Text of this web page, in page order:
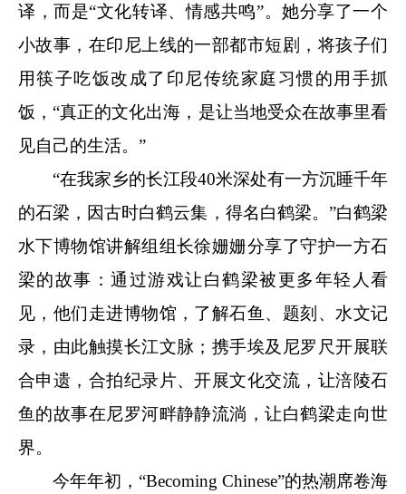
译，而是“文化转译、情感共鸣”。她分享了一个
小故事，在印尼上线的一部都市短剧，将孩子们
用筷子吃饭改成了印尼传统家庭习惯的用手抓
饭，“真正的文化出海，是让当地受众在故事里看
见自己的生活。”
“在我家乡的长江段40米深处有一方沉睡千年
的石梁，因古时白鹤云集，得名白鹤梁。”白鹤梁
水下博物馆讲解组组长徐姗姗分享了守护一方石
梁的故事：通过游戏让白鹤梁被更多年轻人看
见，他们走进博物馆，了解石鱼、题刻、水文记
录，由此触摸长江文脉；携手埃及尼罗尺开展联
合申遗，合拍纪录片、开展文化交流，让涪陵石
鱼的故事在尼罗河畔静静流淌，让白鹤梁走向世
界。
今年年初，“Becoming Chinese”的热潮席卷海